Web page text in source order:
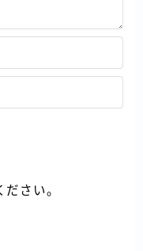
さい。